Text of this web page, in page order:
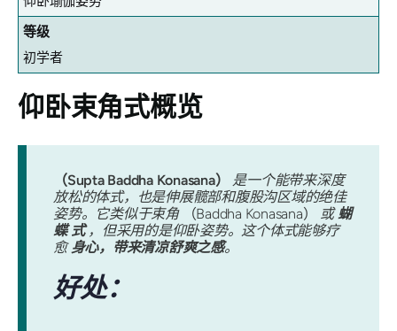
等级
初学者
仰卧束角式概览
（Supta Baddha Konasana）
是一个能带来深度
放松的体式，也是伸展髋部和腹股沟区域的绝佳
姿势。它类似于束角
（Baddha Konasana） 或蝴
蝶 式，但采用的是仰卧姿势。这个体式能够疗
愈身心，带来清凉舒爽之感。
好处：